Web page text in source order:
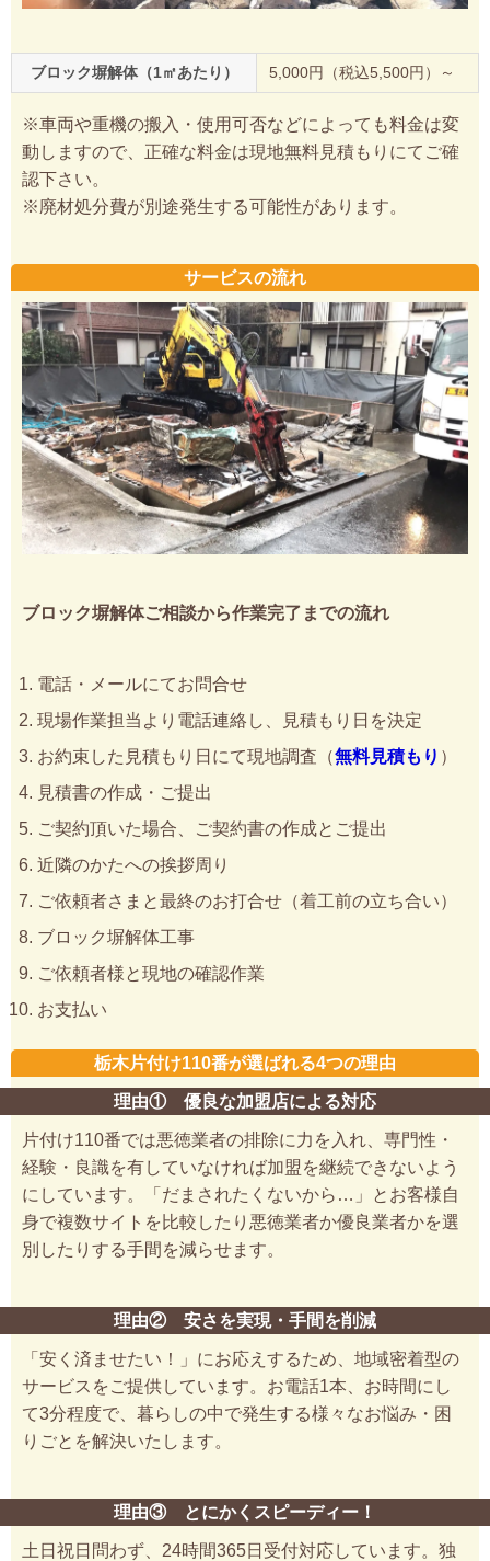
ブロック塀解体（1㎡あたり） 5,000円（税込5,500円）～
※車両や重機の搬入・使用可否などによっても料金は変
動しますので、正確な料金は現地無料見積もりにてご確
認下さい。
※廃材処分費が別途発生する可能性があります。
サービスの流れ
ブロック塀解体ご相談から作業完了までの流れ
電話・メールにてお問合せ
現場作業担当より電話連絡し、見積もり日を決定
お約束した見積もり日にて現地調査（無料見積もり ）
見積書の作成・ご提出
ご契約頂いた場合、ご契約書の作成とご提出
近隣のかたへの挨拶周り
ご依頼者さまと最終のお打合せ（着工前の立ち合い）
ブロック塀解体工事
ご依頼者様と現地の確認作業
お支払い
栃木片付け110番が選ばれる4つの理由
理由① 優良な加盟店による対応
片付け110番では悪徳業者の排除に力を入れ、専門性・
経験・良識を有していなければ加盟を継続できないよう
にしています。「だまされたくないから…」とお客様自
身で複数サイトを比較したり悪徳業者か優良業者かを選
別したりする手間を減らせます。
理由② 安さを実現・手間を削減
「安く済ませたい！」にお応えするため、地域密着型の
サービスをご提供しています。お電話1本、お時間にし
て3分程度で、暮らしの中で発生する様々なお悩み・困
りごとを解決いたします。
理由③ とにかくスピーディー！
土日祝日問わず、24時間365日受付対応しています。独